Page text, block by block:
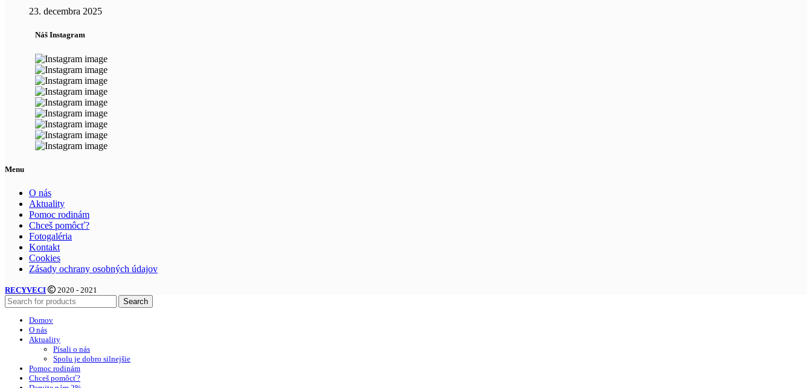
23. decembra 2025
Náš Instagram
Menu
O nás
Aktuality
Pomoc rodinám
Chceš pomôcť?
Fotogaléria
Kontakt
Cookies
Zásady ochrany osobných údajov
RECYVECI
2020 - 2021
Search
Domov
O nás
Aktuality
Písali o nás
Spolu je dobro silnejšie
Pomoc rodinám
Chceš pomôcť?